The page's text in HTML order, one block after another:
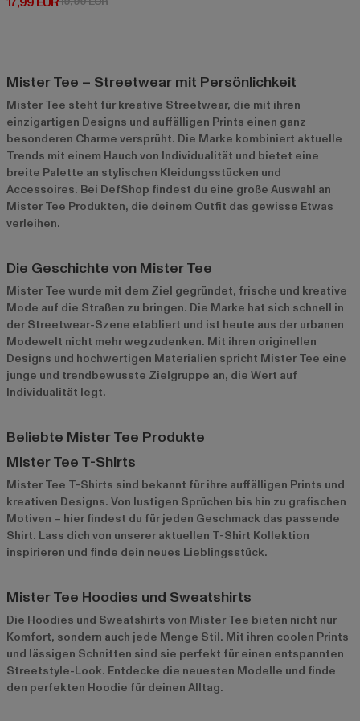
Mister Tee – Streetwear mit Persönlichkeit
Mister Tee steht für kreative Streetwear, die mit ihren
einzigartigen Designs und auffälligen Prints einen ganz
besonderen Charme versprüht. Die Marke kombiniert aktuelle
Trends mit einem Hauch von Individualität und bietet eine
breite Palette an stylischen Kleidungsstücken und
Accessoires. Bei DefShop findest du eine große Auswahl an
Mister Tee Produkten, die deinem Outfit das gewisse Etwas
verleihen.
Die Geschichte von Mister Tee
Mister Tee wurde mit dem Ziel gegründet, frische und kreative
Mode auf die Straßen zu bringen. Die Marke hat sich schnell in
der Streetwear-Szene etabliert und ist heute aus der urbanen
Modewelt nicht mehr wegzudenken. Mit ihren originellen
Designs und hochwertigen Materialien spricht Mister Tee eine
junge und trendbewusste Zielgruppe an, die Wert auf
Individualität legt.
Beliebte Mister Tee Produkte
Mister Tee T-Shirts
Mister Tee T-Shirts sind bekannt für ihre auffälligen Prints und
kreativen Designs. Von lustigen Sprüchen bis hin zu grafischen
Motiven – hier findest du für jeden Geschmack das passende
Shirt. Lass dich von unserer aktuellen T-Shirt Kollektion
inspirieren und finde dein neues Lieblingsstück.
Mister Tee Hoodies und Sweatshirts
Die Hoodies und Sweatshirts von Mister Tee bieten nicht nur
Komfort, sondern auch jede Menge Stil. Mit ihren coolen Prints
und lässigen Schnitten sind sie perfekt für einen entspannten
Streetstyle-Look. Entdecke die neuesten Modelle und finde
den perfekten Hoodie für deinen Alltag.